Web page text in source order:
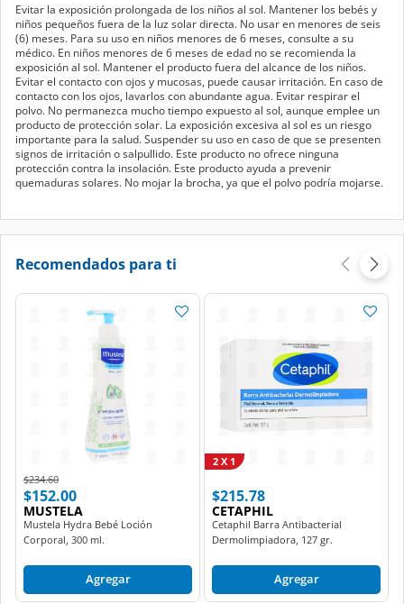
Evitar la exposición prolongada de los niños al sol. Mantener los bebés y
niños pequeños fuera de la luz solar directa. No usar en menores de seis
(6) meses. Para su uso en niños menores de 6 meses, consulte a su
médico. En niños menores de 6 meses de edad no se recomienda la
exposición al sol. Mantener el producto fuera del alcance de los niños.
Evitar el contacto con ojos y mucosas, puede causar irritación. En caso de
contacto con los ojos, lavarlos con abundante agua. Evitar respirar el
polvo. No permanezca mucho tiempo expuesto al sol, aunque emplee un
producto de protección solar. La exposición excesiva al sol es un riesgo
importante para la salud. Suspender su uso en caso de que se presenten
signos de irritación o salpullido. Este producto no ofrece ninguna
protección contra la insolación. Este producto ayuda a prevenir
quemaduras solares. No mojar la brocha, ya que el polvo podría mojarse.
Recomendados para ti
Price reduced from
$234.60to
$152.00
MUSTELA
Mustela Hydra Bebé Loción
Corporal, 300 ml.
Agregar
$215.78
CETAPHIL
Cetaphil Barra Antibacterial
Dermolimpiadora, 127 gr.
2 X 1
Agregar